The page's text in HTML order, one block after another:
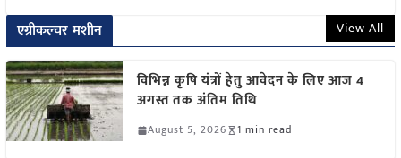
एग्रीकल्चर मशीन View All
विभिन्न कृषि यंत्रों हेतु आवेदन के लिए आज 4
अगस्त तक अंतिम तिथि
August 5, 2026 1 min read